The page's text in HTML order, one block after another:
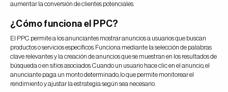
aumentar la conversión de clientes potenciales.
¿Cómo funciona el PPC?
El PPC permite a los anunciantes mostrar anuncios a usuarios que buscan
productos o servicios específicos. Funciona mediante la selección de palabras
clave relevantes y la creación de anuncios que se muestran en los resultados de
búsqueda o en sitios asociados. Cuando un usuario hace clic en el anuncio, el
anunciante paga un monto determinado, lo que permite monitorear el
rendimiento y ajustar la estrategia según sea necesario.